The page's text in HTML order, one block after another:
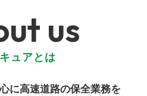
us
ュアとは
に高速道路の保全業務を